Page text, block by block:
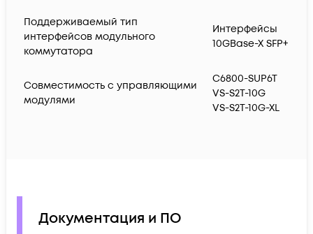
Поддерживаемый тип
интерфейсов модульного
коммутатора
Интерфейсы
10GBase-X SFP+
Совместимость с управляющими
модулями
C6800-SUP6T
VS-S2T-10G
VS-S2T-10G-XL
Документация и ПО